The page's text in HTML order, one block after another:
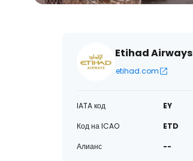
Etihad Airways
etihad.com
IATA код
EY
Код на ICAO
ETD
Алианс
--